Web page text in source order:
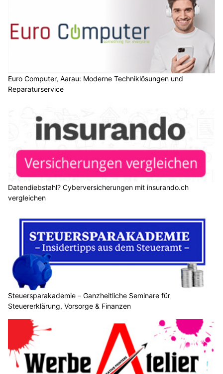
Euro Computer, Aarau: Moderne Techniklösungen und
Reparaturservice
Datendiebstahl? Cyberversicherungen mit insurando.ch
vergleichen
Steuersparakademie – Ganzheitliche Seminare für
Steuererklärung, Vorsorge & Finanzen